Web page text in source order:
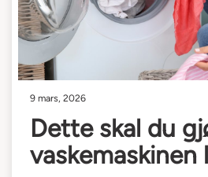
9 mars, 2026
Dette skal du
vaskemaskinen